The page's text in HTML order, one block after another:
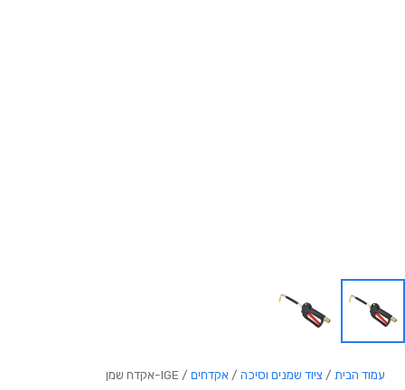
עמוד הבית / ציוד שמנים וסיכה / אקדחים / IGE-אקדח שמן